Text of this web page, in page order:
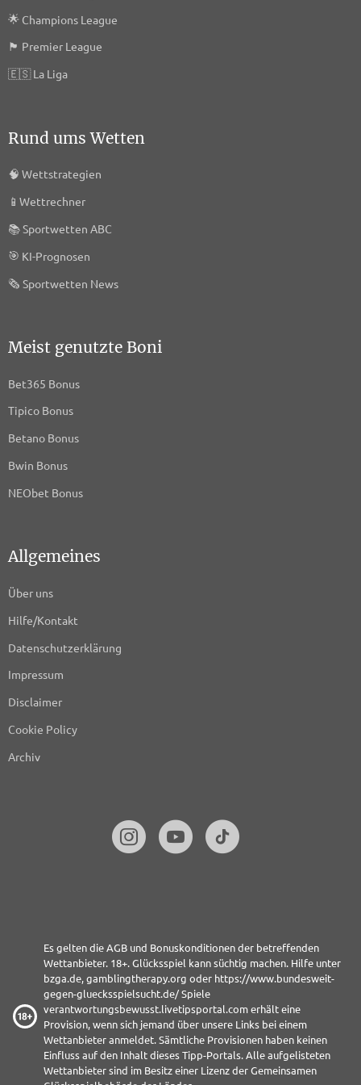
Triton Digital Canada Inc.
twiago GmbH
ERMES
Datenschutz-Bestimmungen
Converge-Digital
Datenschutz-Bestimmungen
Tri-table Sp. z o.o.
Datenschutz-Bestimmungen
Onnetwork Sp. z o.o.
Wunderkind Corporation
Comcast International France SAS/FreeWheel
Jivox Corporation
Datenschutz-Bestimmungen
Sojern, Inc.
Cuebiq Group, LLC
Datenschutz-Bestimmungen
Gemius SA
Datenschutz-Bestimmungen
Browsi
Datenschutz-Bestimmungen
SheMedia, LLC
🌟 Champions League
🏴󠁧󠁢󠁥󠁮󠁧󠁿 Premier League
🇪🇸La Liga
Rund ums Wetten
🧠 Wettstrategien
📱 Wettrechner
📚Sportwetten ABC
🎯 KI-Prognosen
🗞️ Sportwetten News
Meist genutzte Boni
Bet365 Bonus
Tipico Bonus
Betano Bonus
Bwin Bonus
NEObet Bonus
Allgemeines
Über uns
Hilfe/Kontakt
Datenschutzerklärung
Impressum
Disclaimer
Cookie Policy
Archiv
Es gelten die AGB und Bonuskonditionen der betreffenden
Wettanbieter. 18+. Glücksspiel kann süchtig machen. Hilfe unter
bzga.de,gamblingtherapy.org oder https://www.bundesweit-
gegen-gluecksspielsucht.de/Spiele
verantwortungsbewusst.livetipsportal.com erhält eine
Provision, wenn sich jemand über unsere Links bei einem
Wettanbieter anmeldet. Sämtliche Provisionen haben keinen
Einfluss auf den Inhalt dieses Tipp-Portals. Alle aufgelisteten
Wettanbieter sind im Besitz einer Lizenz derGemeinsamen